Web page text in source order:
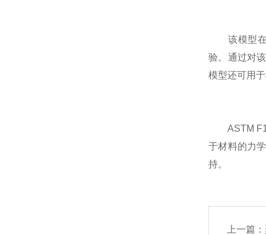
该模型在
验。通过对
模型还可用
ASTM
于材料的力
持。
上一篇：